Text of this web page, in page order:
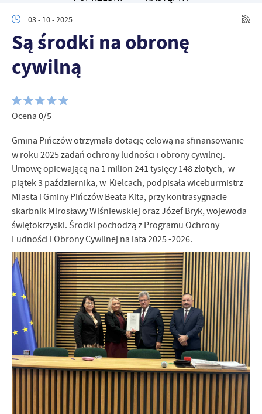
03 - 10 - 2025
Są środki na obronę
cywilną
Ocena 0/5
Gmina Pińczów otrzymała dotację celową na sfinansowanie
w roku 2025 zadań ochrony ludności i obrony cywilnej.
Umowę opiewającą na 1 milion 241 tysięcy 148 złotych, w
piątek 3 października, w Kielcach, podpisała wiceburmistrz
Miasta i Gminy Pińczów Beata Kita, przy kontrasygnacie
skarbnik Mirosławy Wiśniewskiej oraz Józef Bryk, wojewoda
świętokrzyski. Środki pochodzą z Programu Ochrony
Ludności i Obrony Cywilnej na lata 2025 -2026.
treści.
Dzięki tym plikom cookies możemy zapewnić Ci większy komfort
korzystania z funkcjonalności naszej strony poprzez dopasowanie
jej do Twoich indywidualnych preferencji. Wyrażenie zgody na
funkcjonalne i personalizacyjne pliki cookies gwarantuje
Więcej
Analityczne
Analityczne pliki cookies pomagają nam rozwijać się i
dostosowywać do Twoich potrzeb.
wykorzystywania witryny internetowej, miejsca oraz częstotliwości,
z jaką odwiedzane są nasze serwisy www. Dane pozwalają nam na
ocenę naszych serwisów internetowych pod względem ich
popularności wśród użytkowników. Zgromadzone informacje są
przetwarzane w formie zanonimizowanej. Wyrażenie zgody na
analityczne pliki cookies gwarantuje dostępność wszystkich
funkcjonalności.
Reklamowe
Dzięki reklamowym plikom cookies prezentujemy Ci najciekawsze
informacje i aktualności na stronach naszych partnerów.
Promocyjne pliki cookies służą do prezentowania Ci naszych
komunikatów na podstawie analizy Twoich upodobań oraz Twoich
zwyczajów dotyczących przeglądanej witryny internetowej. Treści
firm będących naszymi partnerami oraz innych dostawców usług.
Firmy te działają w charakterze pośredników prezentujących nasze
treści w postaci wiadomości, ofert, komunikatów mediów
społecznościowych.